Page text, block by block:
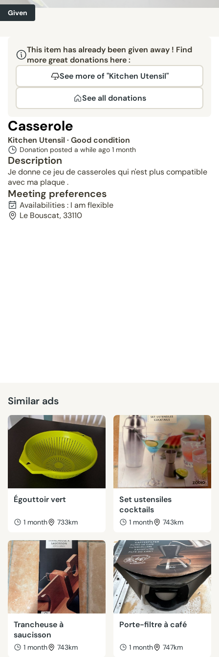
Given
This item has already been given away ! Find
more great donations here :
See more of "Kitchen Utensil"
See all donations
Casserole
Kitchen Utensil · Good condition
Donation posted a while ago 1 month
Description
Je donne ce jeu de casseroles qui n'est plus compatible
avec ma plaque .
Meeting preferences
Availabilities : I am flexible
Le Bouscat, 33110
Similar ads
Égouttoir vert
1 month 733km
Set ustensiles
cocktails
1 month 743km
Trancheuse à
saucisson
1 month 743km
Porte-filtre à café
1 month 747km